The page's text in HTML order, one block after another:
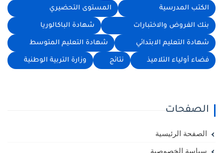
الكتب المدرسية المستوى التحضيري
بنك الفروض والاختبارات شهادة الباكالوريا
شهادة التعليم الابتدائي شهادة التعليم المتوسط
فضاء أولياء التلاميذ نتائج وزارة التربية الوطنية
الصفحات
الصفحة الرئيسية
سياسة الخصوصية